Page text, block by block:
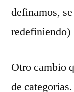
definamos,
Otro cambio
de categorías.